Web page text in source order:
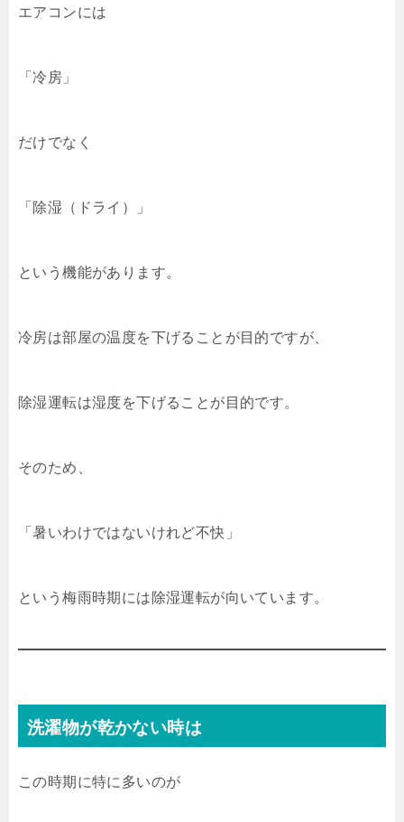
エアコンには
「冷房」
だけでなく
「除湿（ドライ）」
という機能があります。
冷房は部屋の温度を下げることが目的ですが、
除湿運転は湿度を下げることが目的です。
そのため、
「暑いわけではないけれど不快」
という梅雨時期には除湿運転が向いています。
洗濯物が乾かない時は
この時期に特に多いのが